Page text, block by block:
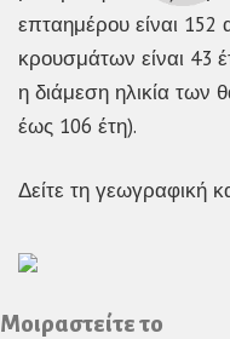
επταημέρου είναι 152
κρουσμάτων είναι 43
η διάμεση ηλικία των
έως 106 έτη).
Δείτε τη γεωγραφική
Μοιραστείτε το